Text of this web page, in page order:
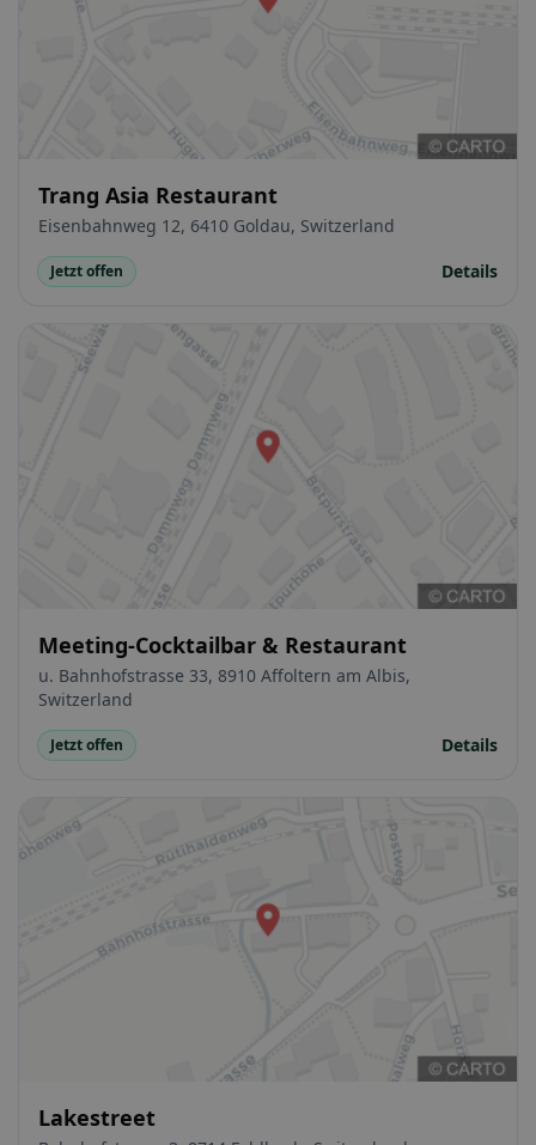
Trang Asia Restaurant
Eisenbahnweg 12, 6410 Goldau, Switzerland
Jetzt offen Details
Meeting-Cocktailbar & Restaurant
u. Bahnhofstrasse 33, 8910 Affoltern am Albis,
Switzerland
Jetzt offen Details
Lakestreet